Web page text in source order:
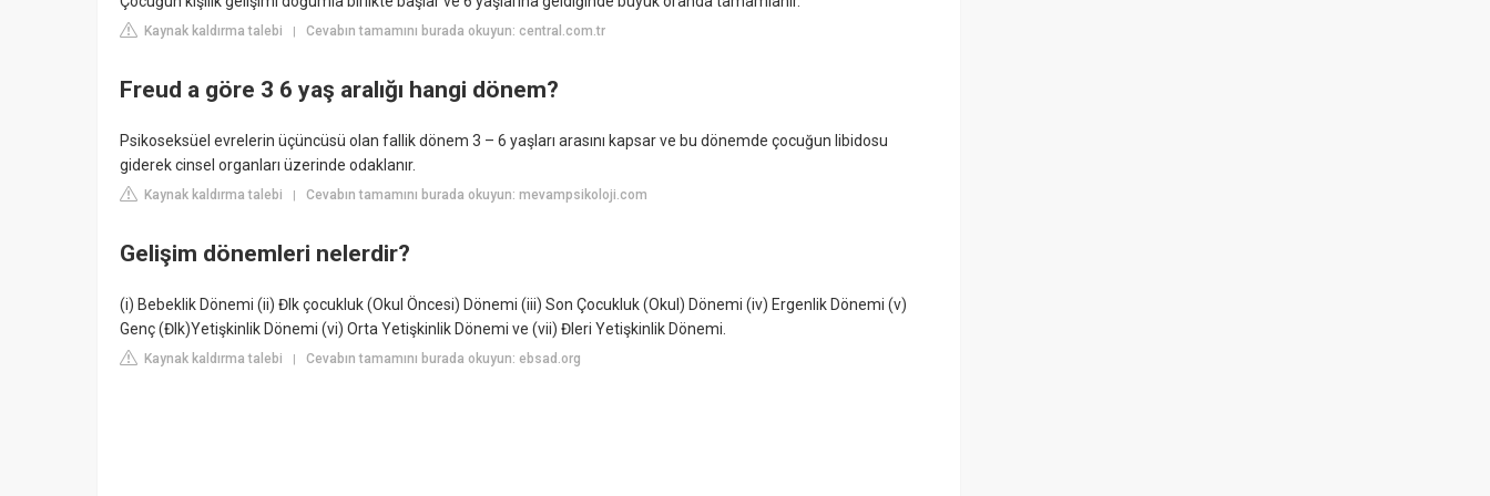
Kaynak kaldırma talebi | Cevabın tamamını burada okuyun: central.com.tr
Freud a göre 3 6 yaş aralığı hangi dönem?
Psikoseksüel evrelerin üçüncüsü olan fallik dönem 3 – 6 yaşları arasını kapsar ve bu dönemde çocuğun libidosu
giderek cinsel organları üzerinde odaklanır.
Kaynak kaldırma talebi | Cevabın tamamını burada okuyun: mevampsikoloji.com
Gelişim dönemleri nelerdir?
(i) Bebeklik Dönemi (ii) Đlk çocukluk (Okul Öncesi) Dönemi (iii) Son Çocukluk (Okul) Dönemi (iv) Ergenlik Dönemi (v)
Genç (Đlk)Yetişkinlik Dönemi (vi) Orta Yetişkinlik Dönemi ve (vii) Đleri Yetişkinlik Dönemi.
Kaynak kaldırma talebi | Cevabın tamamını burada okuyun: ebsad.org